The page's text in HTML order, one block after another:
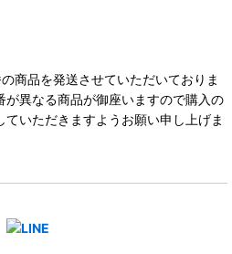
商品を発送させていただいておりま
異なる商品が御座いますので購入の
いただきますようお願い申し上げま